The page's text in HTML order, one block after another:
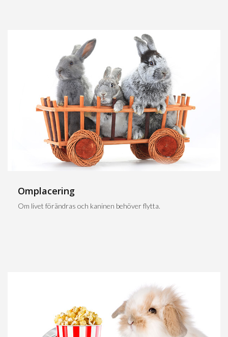
Omplacering
Om livet förändras och kaninen behöver flytta.